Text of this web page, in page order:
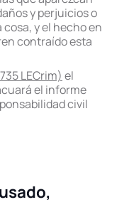
y perjuicios o
y el hecho en
contraído esta
LECrim) el
el informe
civil